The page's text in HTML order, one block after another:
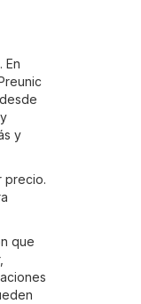
En
y
precio.
que